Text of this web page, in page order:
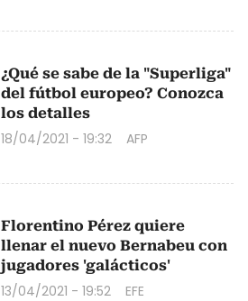
¿Qué se sabe de la "Superliga"
del fútbol europeo? Conozca
los detalles
18/04/2021 - 19:32 AFP
Florentino Pérez quiere
llenar el nuevo Bernabeu con
jugadores 'galácticos'
13/04/2021 - 19:52 EFE